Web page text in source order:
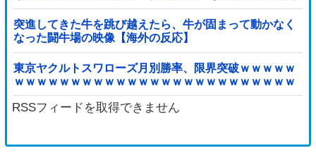
当局「救助隊動画も削除」台風13号「三峡ダム接近中」
→
突進してきた牛を跳び越えたら、牛が固まって動かなく
なった闘牛場の映像【海外の反応】
東京ヤクルトスワローズ月別勝率、限界突破ｗｗｗｗｗ
ｗｗｗｗｗｗｗｗｗｗｗｗｗｗｗｗｗｗｗｗｗｗｗｗｗ
ｗｗｗｗｗｗｗｗｗｗｗｗｗ他
RSSフィードを取得できません